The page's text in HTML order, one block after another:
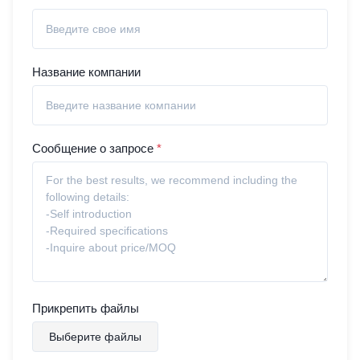
Название компании
Сообщение о запросе *
Прикрепить файлы
Выберите файлы